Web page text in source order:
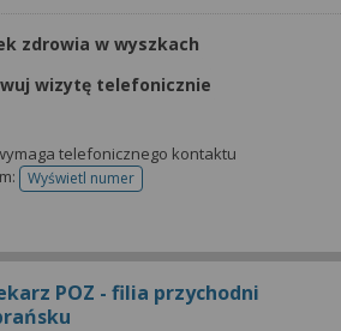
zdrowia w wyszkach
wizytę telefonicznie
telefonicznego kontaktu
Wyświetl numertelefonu do rejestracji
POZ - filia przychodni